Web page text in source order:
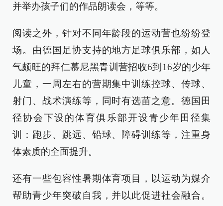
并举办孩子们的作品朗读会，等等。
阅读之外，针对不同年龄段的运动营也纷纷登
场。由德国足协支持的地方足球俱乐部，如人
气颇旺的拜仁慕尼黑青训营招收6到16岁的少年
儿童，一周左右的营期集中训练控球、传球、
射门、战术演练等，同时有选苗之意。德国田
径协会下设的体育俱乐部开设青少年田径集
训：跑步、跳远、铅球、障碍训练等，注重身
体素质的全面提升。
还有一些包容性暑期体育项目，以运动为媒介
帮助青少年突破自我，并以此促进社会融合。